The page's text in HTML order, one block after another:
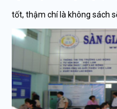
tốt, thậm chí là không sách